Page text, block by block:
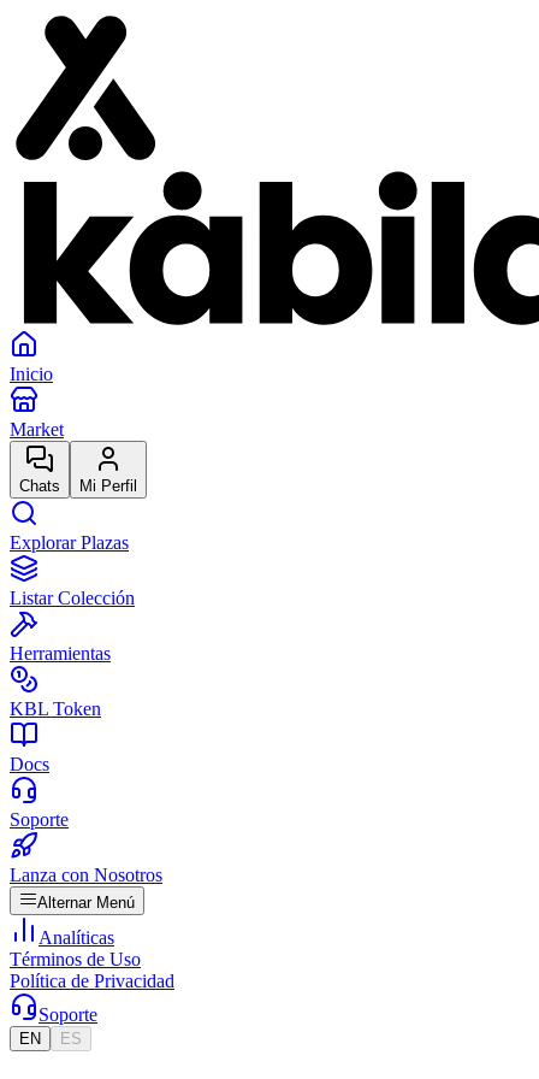
Inicio
Market
Chats Mi Perfil
Explorar Plazas
Listar Colección
Herramientas
KBL Token
Docs
Soporte
Lanza con Nosotros
Alternar Menú
Analíticas
Términos de Uso
Política de Privacidad
Soporte
EN ES